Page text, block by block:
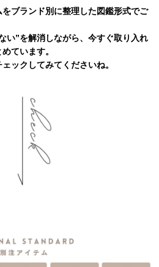
ブランド別に整理した図鑑形式でご
い”を解消しながら、今すぐ取り入れ
ています。
ックしてみてくださいね。